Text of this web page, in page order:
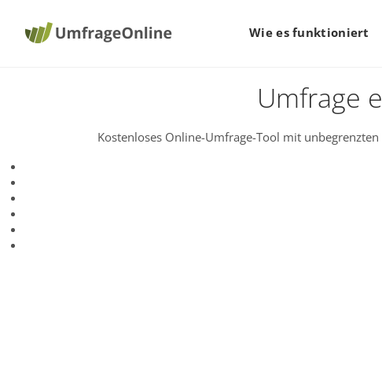
Wie es funktioniert
Umfrage
Kostenloses Online-Umfrage-Tool mit